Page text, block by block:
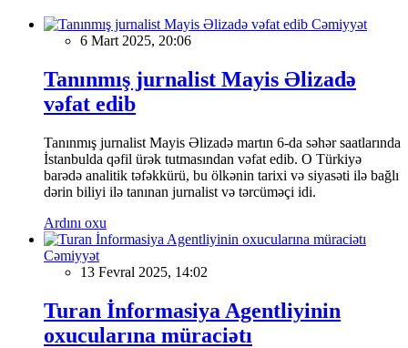
Cəmiyyət
6 Mart 2025, 20:06
Tanınmış jurnalist Mayis Əlizadə
vəfat edib
Tanınmış jurnalist Mayis Əlizadə martın 6-da səhər saatlarında
İstanbulda qəfil ürək tutmasından vəfat edib. O Türkiyə
barədə analitik təfəkkürü, bu ölkənin tarixi və siyasəti ilə bağlı
dərin biliyi ilə tanınan jurnalist və tərcüməçi idi.
Ardını oxu
Cəmiyyət
13 Fevral 2025, 14:02
Turan İnformasiya Agentliyinin
oxucularına müraciətı